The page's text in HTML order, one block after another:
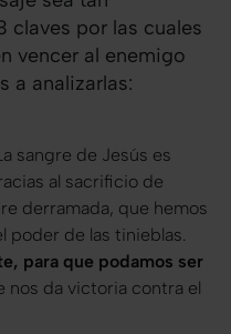
claves por las cuales
vencer al enemigo
a analizarlas:
sangre de Jesús es
al sacrificio de
derramada, que hemos
poder de las tinieblas.
para que podamos ser
nos da victoria contra el